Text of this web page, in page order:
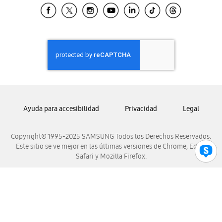
Samsung El Salvador
Samsung Honduras
Samsung Nicaragua
Samsung Panamá
Samsung Venezuela
Copyright© 1995-2025 SAMSUNG Todos los Derechos Reservados.
Este sitio se ve mejor en las últimas versiones de Chrome, Edge,
Safari y Mozilla Firefox.
Ayuda para accesibilidad Privacidad Legal